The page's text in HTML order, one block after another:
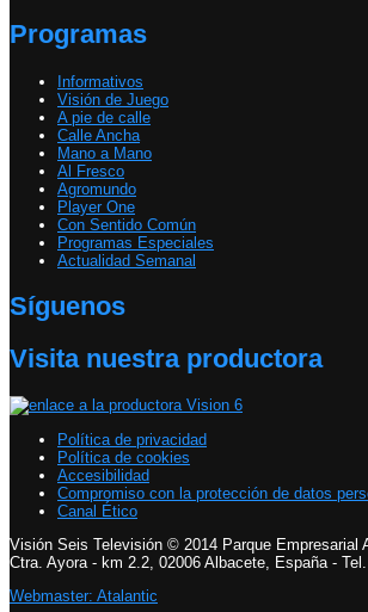
Programas
Informativos
Visión de Juego
A pie de calle
Calle Ancha
Mano a Mano
Al Fresco
Agromundo
Player One
Con Sentido Común
Programas Especiales
Actualidad Semanal
Síguenos
Visita nuestra productora
Política de privacidad
Política de cookies
Accesibilidad
Compromiso con la protección de datos
Canal Ético
Visión Seis Televisión © 2014 Parque Empresarial
Ctra. Ayora - km 2.2, 02006 Albacete, España - Tel.
Webmaster: Atalantic